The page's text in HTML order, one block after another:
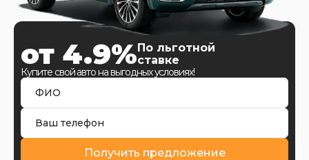
от 4.9%По льготной
ставке
Купите свой авто на выгодных условиях!
Получить предложение